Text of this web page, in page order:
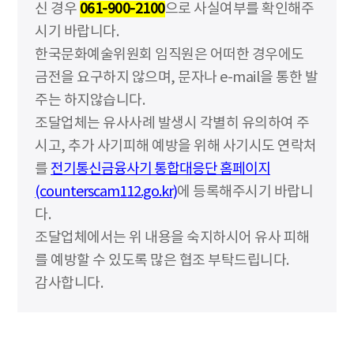
신 경우 061-900-2100으로 사실여부를 확인해주
시기 바랍니다.
한국문화예술위원회 임직원은 어떠한 경우에도
금전을 요구하지 않으며, 문자나 e-mail을 통한 발
주는 하지않습니다.
조달업체는 유사사례 발생시 각별히 유의하여 주
시고, 추가 사기피해 예방을 위해 사기시도 연락처
를 전기통신금융사기 통합대응단 홈페이지
(counterscam112.go.kr)에 등록해주시기 바랍니
다.
조달업체에서는 위 내용을 숙지하시어 유사 피해
를 예방할 수 있도록 많은 협조 부탁드립니다.
감사합니다.